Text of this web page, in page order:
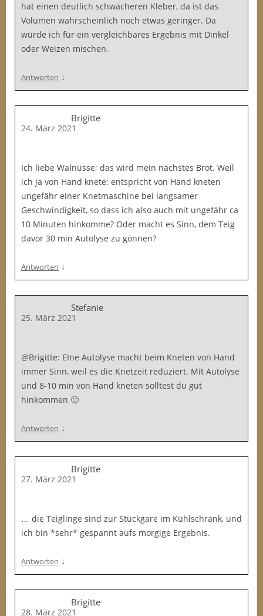
hat einen deutlich schwächeren Kleber, da ist das
Volumen wahrscheinlich noch etwas geringer. Da
würde ich für ein vergleichbares Ergebnis mit Dinkel
oder Weizen mischen.
Antworten ↓
Brigitte
24. März 2021
Ich liebe Walnüsse; das wird mein nächstes Brot. Weil
ich ja von Hand knete: entspricht von Hand kneten
ungefähr einer Knetmaschine bei langsamer
Geschwindigkeit, so dass ich also auch mit ungefähr ca
10 Minuten hinkomme? Oder macht es Sinn, dem Teig
davor 30 min Autolyse zu gönnen?
Antworten ↓
Stefanie
25. März 2021
@Brigitte: EIne Autolyse macht beim Kneten von Hand
immer Sinn, weil es die Knetzeit reduziert. Mit Autolyse
und 8-10 min von Hand kneten solltest du gut
hinkommen 🙂
Antworten ↓
Brigitte
27. März 2021
… die Teiglinge sind zur Stückgare im Kühlschrank, und
ich bin *sehr* gespannt aufs morgige Ergebnis.
Antworten ↓
Brigitte
28. März 2021